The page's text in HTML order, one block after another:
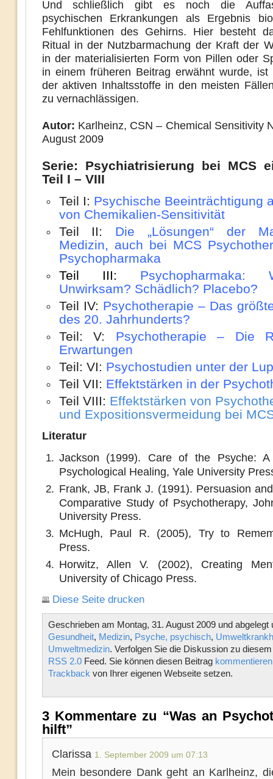
Und schließlich gibt es noch die
psychischen Erkrankungen als Ergebnis
Fehlfunktionen des Gehirns. Hier besteht
Ritual in der Nutzbarmachung der Kraft der
in der materialisierten Form von Pillen oder
in einem früheren Beitrag erwähnt wurde, ist
der aktiven Inhaltsstoffe in den meisten
zu vernachlässigen.
Autor: Karlheinz, CSN – Chemical Sensitivity
August 2009
Serie: Psychiatrisierung bei MCS
Teil I – VIII
Teil I: Psychische Beeinträchtigung
von Chemikalien-Sensitivität
Teil II:
Die „Lösungen“ der
Medizin, auch bei MCS
Psychopharmaka
Teil III: Psychopharmaka:
Unwirksam? Schädlich? Placebo?
Teil IV: Psychotherapie – Das
des 20. Jahrhunderts?
Teil: V: Psychotherapie – Die
Erwartungen
Teil: VI: Psychostudien unter der
Teil VII: Effektstärken in der
Teil VIII: Effektstärken von
und Expositionsvermeidung bei
Literatur
Jackson (1999). Care of the Psyche:
Psychological Healing, Yale University
Frank, JB, Frank J. (1991). Persuasion
Comparative Study of Psychotherapy,
University Press.
McHugh, Paul R. (2005), Try to
Press.
Horwitz, Allen V. (2002), Creating
University of Chicago Press.
Diese Seite drucken
Geschrieben am Montag, 31. August 2009 und abgelegt
Gesundheit, Medizin, Psyche, psychisch,
Umweltmedizin. Verfolgen Sie die Diskussion zu
RSS 2.0Feed. Sie können diesen Beitrag kommentieren
Trackback von Ihrer eigenen Webseite setzen.
3 Kommentare zu “Was an
hilft”
Clarissa 1. September 2009 um 07:13
Mein besondere Dank geht an Karlheinz,